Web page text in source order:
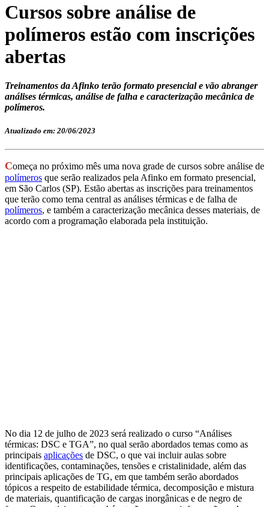
Cursos sobre análise de
polímeros estão com inscrições
abertas
Treinamentos da Afinko terão formato presencial e vão abranger
análises térmicas, análise de falha e caracterização mecânica de
polímeros.
Atualizado em: 20/06/2023
Começa no próximo mês uma nova grade de cursos sobre análise de
polímeros que serão realizados pela Afinko em formato presencial,
em São Carlos (SP). Estão abertas as inscrições para treinamentos
que terão como tema central as análises térmicas e de falha de
polímeros, e também a caracterização mecânica desses materiais, de
acordo com a programação elaborada pela instituição.
No dia 12 de julho de 2023 será realizado o curso “Análises
térmicas: DSC e TGA”, no qual serão abordados temas como as
principais aplicações de DSC, o que vai incluir aulas sobre
identificações, contaminações, tensões e cristalinidade, além das
principais aplicações de TG, em que também serão abordados
tópicos a respeito de estabilidade térmica, decomposição e mistura
de materiais, quantificação de cargas inorgânicas e de negro de